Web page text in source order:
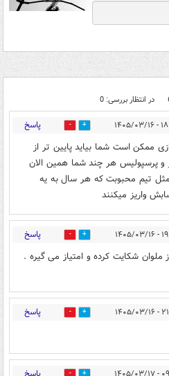
در انتظار بررسی: 0
۰۳/۱۶ 1 پاسخ
بی منطق چرا نمیگی با 23 بازی ممکن است شما بیاید پایین تر از
پرسپولیس هر چند شما همین الان
مثل تیم محبوبت که هر سال به یه
واریز میکنند
۰۳/۱۶ 1 پاسخ
شکایت کرده و امتیاز می گیره .
۱۶ 1 پاسخ